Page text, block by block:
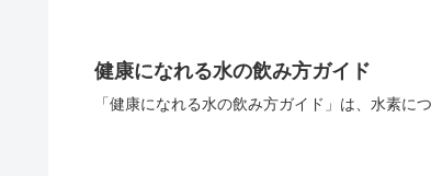
健康になれる水の飲み方ガイド
「健康になれる水の飲み方ガイド」は、水素